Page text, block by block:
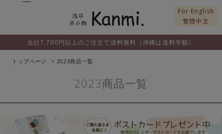
For English
繁體中文
合計7,700円以上のご注文で送料無料（沖縄は送料半額）
トップページ 2023商品一覧
2023商品一覧